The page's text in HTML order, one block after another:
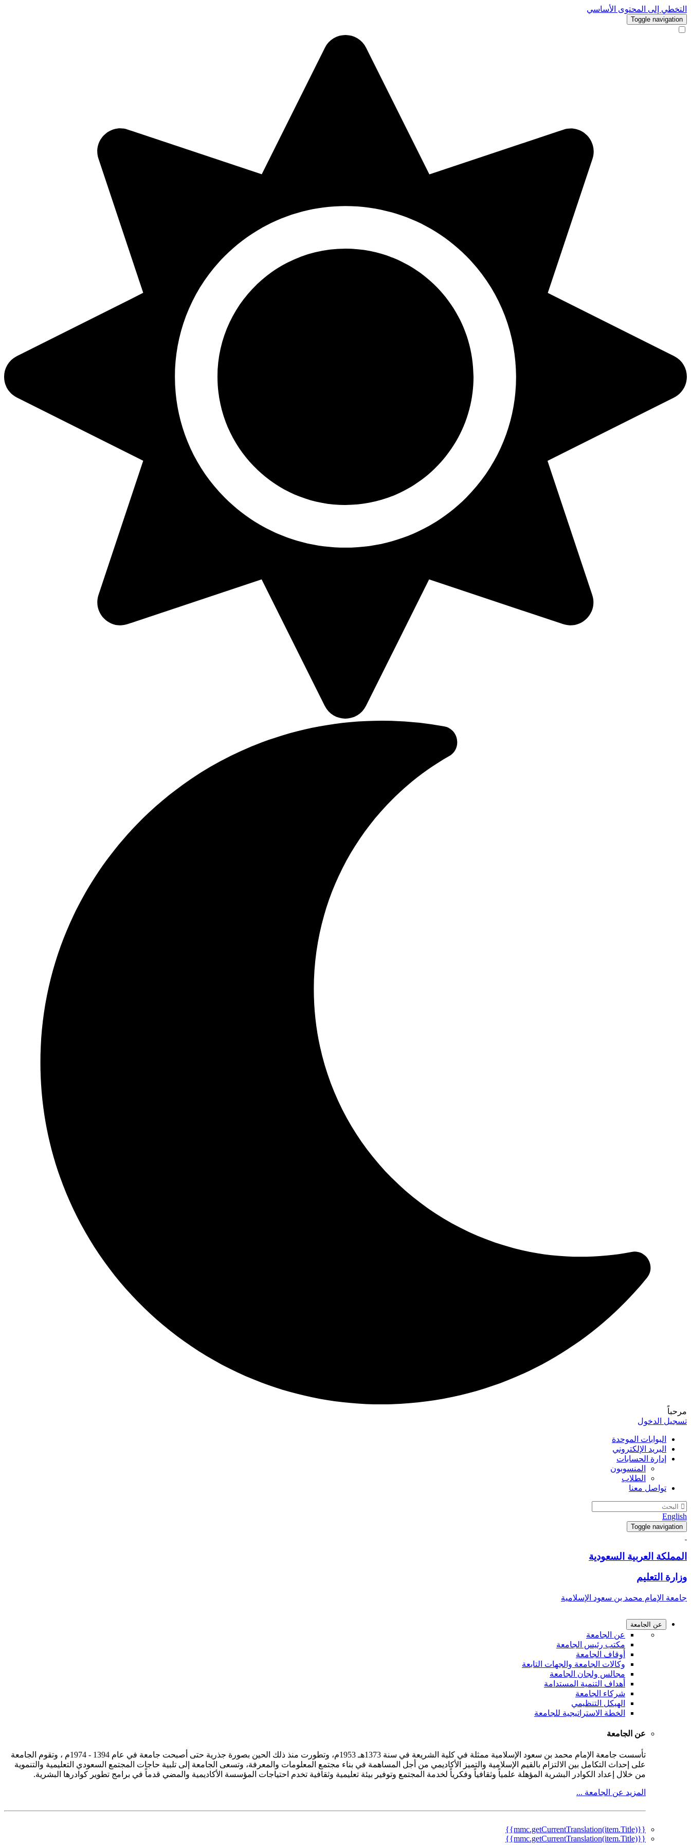
التخطي إلى المحتوى الأساسي
Toggle navigation
مرحباً
تسجيل الدخول
البوابات الموحدة
البريد الإلكتروني
إدارة الحسابات
المنسوبون
الطلاب
تواصل معنا
English
Toggle navigation
المملكة العربية السعودية
وزارة التعليم
جامعة الإمام محمد بن سعود الإسلامية
عن الجامعة
عن الجامعة
مكتب رئيس الجامعة
أوقاف الجامعة
وكالات الجامعة والجهات التابعة
مجالس ولجان الجامعة
أهداف التنمية المستدامة
شركاء الجامعة
الهيكل التنظيمي
الخطة الاستراتيجية للجامعة
عن الجامعة
تأسست جامعة الإمام محمد بن سعود الإسلامية ممثلة في كلية الشريعة في سنة 1373هـ 1953م، وتطورت منذ ذلك الحين بصورة جذرية حتى أصبحت جامعة في عام 1394 - 1974م ، وتقوم الجامعة
على إحداث التكامل بين الالتزام بالقيم الإسلامية والتميز الأكاديمي من أجل المساهمة في بناء مجتمع المعلومات والمعرفة، وتسعى الجامعة إلى تلبية حاجات المجتمع السعودي التعليمية والتنموية
من خلال إعداد الكوادر البشرية المؤهلة علمياً وثقافياً وفكرياً لخدمة المجتمع وتوفير بيئة تعليمية وثقافية تخدم احتياجات المؤسسة الأكاديمية والمضي قدماً في برامج تطوير كوادرها البشرية.
المزيد عن الجامعة ...
{{mmc.getCurrentTranslation(item.Title)}}
{{mmc.getCurrentTranslation(item.Title)}}